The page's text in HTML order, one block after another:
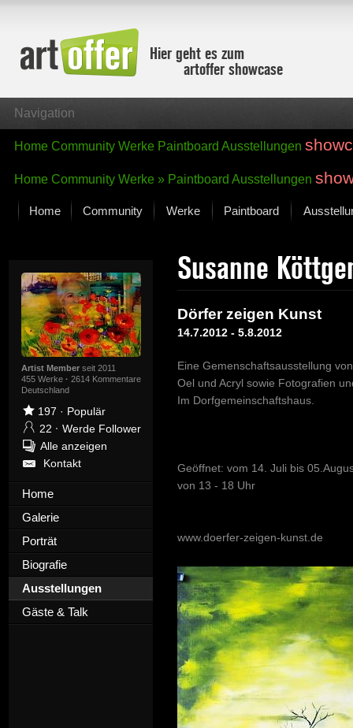
Hier geht es zum
artoffer showcase
Navigation
Home Community Werke Paintboard Ausstellungen
Home Community Werke » Paintboard Ausstellungen
Home Community Werke
Der letzte Monat im Fokus
Alle Fokus-Werke
Fokus-Werke
Neue Werke – Auswahl
Paintboard
Artist Memberseit 2011
455 Werke · 2614 Kommentare
Deutschland
197 · Populär
22 · Werde Follower
Alle anzeigen
Kontakt
Home
Galerie
Porträt
Biografie
Ausstellungen
Gäste & Talk
Susanne
Dörfer zeigen Kunst
14.7.2012 - 5.8.2012
Eine Gemenschaftsausstellung
Oel und Acryl sowie Fotografien
Im Dorfgemeinschaftshaus.
Geöffnet: vom 14. Juli bis
von 13 - 18 Uhr
www.doerfer-zeigen-kunst.de